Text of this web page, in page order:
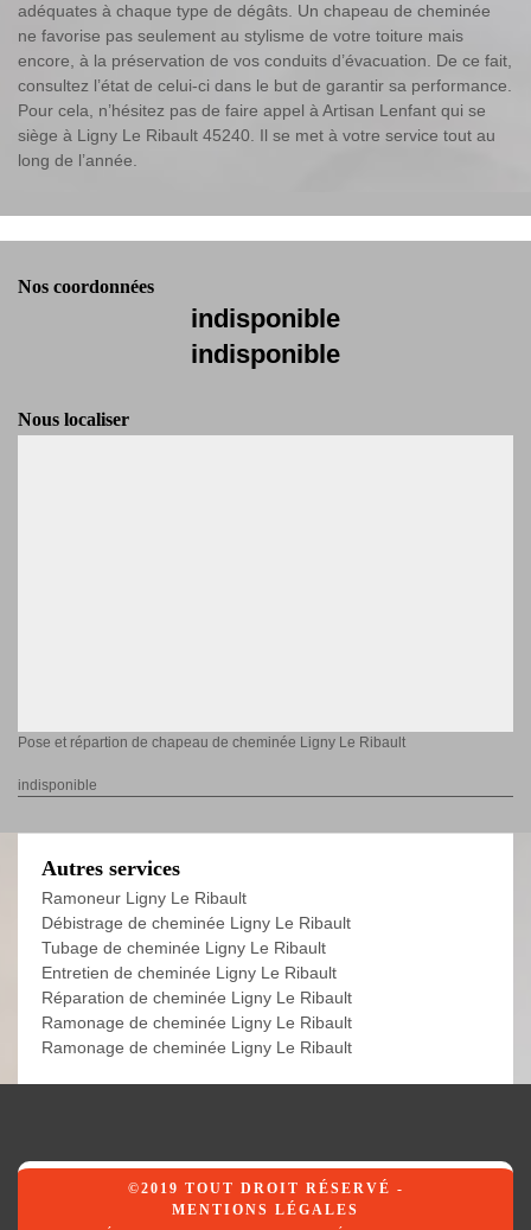
adéquates à chaque type de dégâts. Un chapeau de cheminée
ne favorise pas seulement au stylisme de votre toiture mais
encore, à la préservation de vos conduits d’évacuation. De ce fait,
consultez l’état de celui-ci dans le but de garantir sa performance.
Pour cela, n’hésitez pas de faire appel à Artisan Lenfant qui se
siège à Ligny Le Ribault 45240. Il se met à votre service tout au
long de l’année.
Nos coordonnées
indisponible
indisponible
Nous localiser
Pose et répartion de chapeau de cheminée Ligny Le Ribault
indisponible
Autres services
Ramoneur Ligny Le Ribault
Débistrage de cheminée Ligny Le Ribault
Tubage de cheminée Ligny Le Ribault
Entretien de cheminée Ligny Le Ribault
Réparation de cheminée Ligny Le Ribault
Ramonage de cheminée Ligny Le Ribault
Ramonage de cheminée Ligny Le Ribault
©2019 TOUT DROIT RÉSERVÉ -
MENTIONS LÉGALES